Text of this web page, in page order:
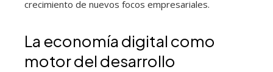
crecimiento de nuevos focos empresariales.
La economía digital como
motor del desarrollo